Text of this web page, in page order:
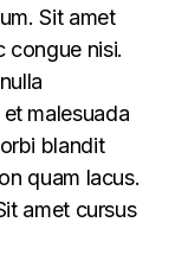
Sit amet
congue nisi.
malesuada
blandit
quam lacus.
amet cursus